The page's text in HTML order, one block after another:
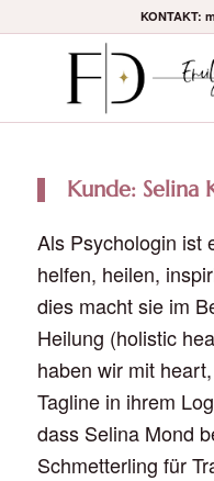
KONTAKT:
Kunde: Selina
Als Psychologin ist
helfen, heilen,
dies macht sie im
Heilung (holistic
haben wir mit
Tagline in ihrem
dass Selina Mond
Schmetterling für